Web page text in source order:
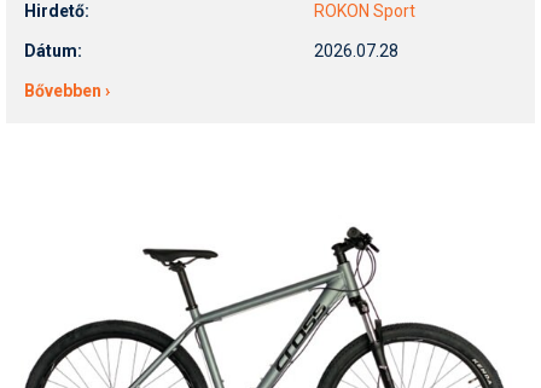
Hirdető: ROKON Sport
Dátum: 2026.07.28
Bővebben ›